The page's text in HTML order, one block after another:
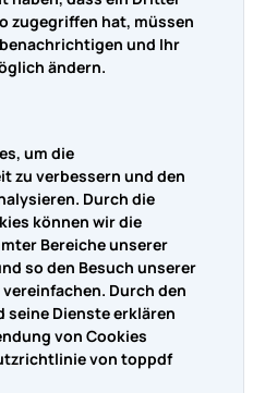
zugegriffen hat, müssen
und Ihr
ändern.
um die
zu verbessern und den
Durch die
können wir die
Bereiche unserer
so den Besuch unserer
Durch den
Dienste erklären
von Cookies
von toppdf